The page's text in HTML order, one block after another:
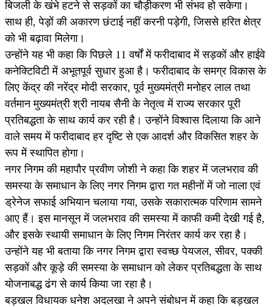
बिजली के खंभे हटने से सड़कों का चौड़ीकरण भी संभव हो सकेगा।
साथ ही, पेड़ों की अकारण छंटाई नहीं करनी पड़ेगी, जिससे हरित क्षेत्र
को भी बढ़ावा मिलेगा।
उन्होंने यह भी कहा कि पिछले 11 वर्षों में फरीदाबाद में सड़कों और हाईवे
कनेक्टिविटी में अभूतपूर्व सुधार हुआ है। फरीदाबाद के समग्र विकास के
लिए केंद्र की नरेंद्र मोदी सरकार, पूर्व मुख्यमंत्री मनोहर लाल तथा
वर्तमान मुख्यमंत्री श्री नायब सैनी के नेतृत्व में राज्य सरकार पूरी
प्रतिबद्धता के साथ कार्य कर रही है। उन्होंने विश्वास दिलाया कि आने
वाले समय में फरीदाबाद हर दृष्टि से एक आदर्श और विकसित शहर के
रूप में स्थापित होगा।
नगर निगम की महापौर प्रवीण जोशी ने कहा कि शहर में जलभराव की
समस्या के समाधान के लिए नगर निगम द्वारा गत महीनों में जो नाला एवं
ड्रेनेज सफाई अभियान चलाया गया, उसके सकारात्मक परिणाम सामने
आए हैं। इस मानसून में जलभराव की समस्या में काफी कमी देखी गई है,
और इसके स्थायी समाधान के लिए निगम निरंतर कार्य कर रहा है।
उन्होंने यह भी बताया कि नगर निगम द्वारा स्वच्छ पेयजल, सीवर, पक्की
सड़कों और कूड़े की समस्या के समाधान को लेकर प्रतिबद्धता के साथ
योजनाबद्ध ढंग से कार्य किया जा रहा है।
बड़खल विधायक धनेश अदलखा ने अपने संबोधन में कहा कि बड़खल